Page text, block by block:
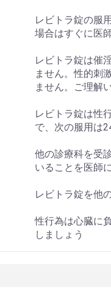
レビトラ錠の服
場合はすぐに医
レビトラ錠は催
ません。性的刺
ません。ご理解
レビトラ錠は性
で、次の服用は
他の診療科を受
いることを医師
レビトラ錠を他
性行為は心臓に
しましょう